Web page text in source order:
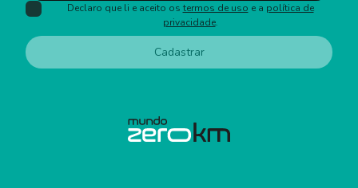
Declaro que li e aceito os termos de uso e a política de
privacidade.
Cadastrar